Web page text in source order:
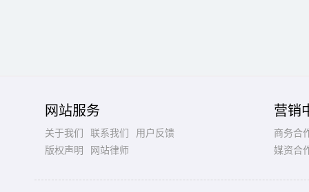
网站服务
关于我们 联系我们
用户反馈
版权声明
网站律师
营销
商务合
媒资合